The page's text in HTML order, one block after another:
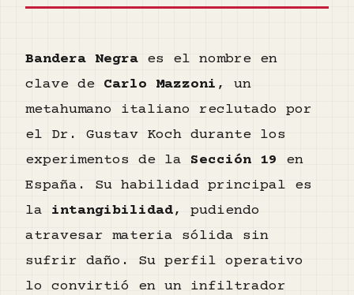
Bandera Negra es el nombre en
clave de Carlo Mazzoni , un
metahumano italiano reclutado por
el Dr. Gustav Koch durante los
experimentos de la Sección 19 en
España. Su habilidad principal es
la intangibilidad, pudiendo
atravesar materia sólida sin
sufrir daño. Su perfil operativo
lo convirtió en un infiltrador